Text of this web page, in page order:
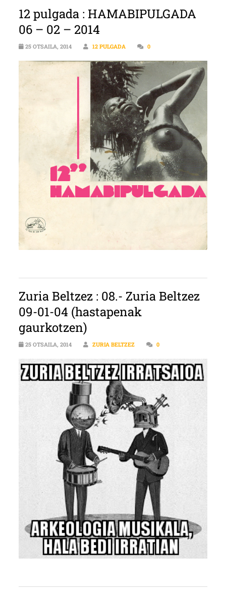
12 pulgada : HAMABIPULGADA
06 – 02 – 2014
25 OTSAILA, 2014 12 PULGADA 0
Zuria Beltzez : 08.- Zuria Beltzez
09-01-04 (hastapenak
gaurkotzen)
25 OTSAILA, 2014 ZURIA BELTZEZ 0